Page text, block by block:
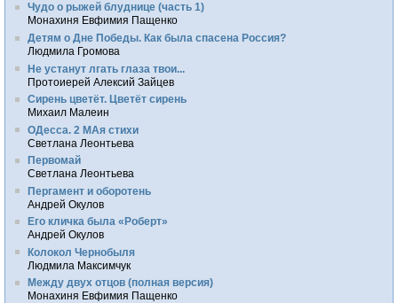
Чудо о рыжей блуднице (часть 1)
Монахиня Евфимия Пащенко
Детям о Дне Победы. Как была спасена Россия?
Людмила Громова
Не устанут лгать глаза твои...
Протоиерей Алексий Зайцев
Сирень цветёт. Цветёт сирень
Михаил Малеин
ОДесса. 2 МАя стихи
Светлана Леонтьева
Первомай
Светлана Леонтьева
Пергамент и оборотень
Андрей Окулов
Его кличка была «Роберт»
Андрей Окулов
Колокол Чернобыля
Людмила Максимчук
Между двух отцов (полная версия)
Монахиня Евфимия Пащенко